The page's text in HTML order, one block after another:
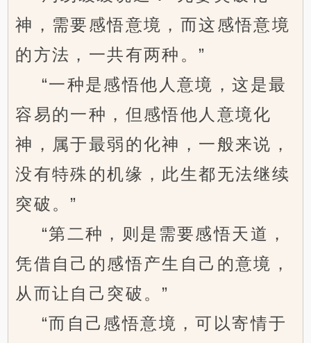
神，需要感悟意境，而这感悟意境
的方法，一共有两种。”
“一种是感悟他人意境，这是最
容易的一种，但感悟他人意境化
神，属于最弱的化神，一般来说，
没有特殊的机缘，此生都无法继续
突破。”
“第二种，则是需要感悟天道，
凭借自己的感悟产生自己的意境，
从而让自己突破。”
“而自己感悟意境，可以寄情于